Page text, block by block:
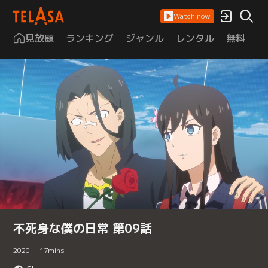
Watch now
見放題 ランキング ジャンル レンタル 無料
不死身な僕の日常 第09話
2020 17mins